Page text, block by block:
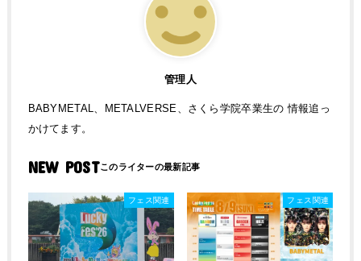
管理人
BABYMETAL、METALVERSE、さくら学院卒業生の 情報追っ
かけてます。
NEW POST
フェス関連 フェス関連